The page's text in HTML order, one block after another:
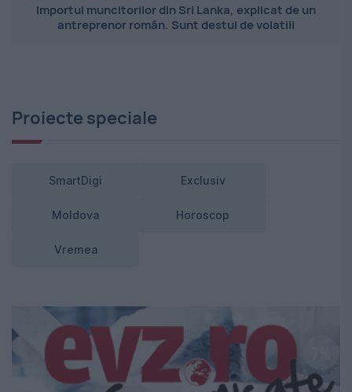
Importul muncitorilor din Sri Lanka, explicat de un
antreprenor român. Sunt destul de volatili
Proiecte speciale
SmartDigi Exclusiv
Moldova Horoscop
Vremea